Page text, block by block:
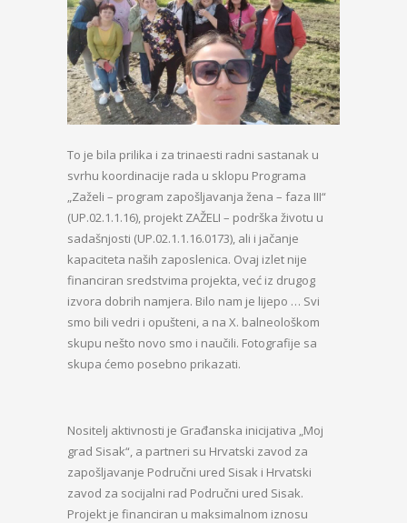
To je bila prilika i za trinaesti radni sastanak u
svrhu koordinacije rada u sklopu Programa
„Zaželi – program zapošljavanja žena – faza III“
(UP.02.1.1.16), projekt ZAŽELI – podrška životu u
sadašnjosti (UP.02.1.1.16.0173), ali i jačanje
kapaciteta naših zaposlenica. Ovaj izlet nije
financiran sredstvima projekta, već iz drugog
izvora dobrih namjera. Bilo nam je lijepo … Svi
smo bili vedri i opušteni, a na X. balneološkom
skupu nešto novo smo i naučili. Fotografije sa
skupa ćemo posebno prikazati.
Nositelj aktivnosti je Građanska inicijativa „Moj
grad Sisak“, a partneri su Hrvatski zavod za
zapošljavanje Područni ured Sisak i Hrvatski
zavod za socijalni rad Područni ured Sisak.
Projekt je financiran u maksimalnom iznosu